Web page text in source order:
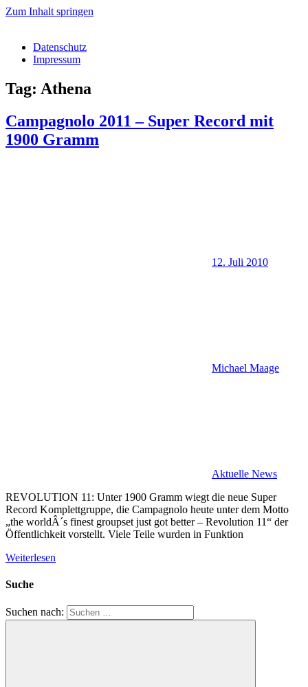
Zum Inhalt springen
Datenschutz
Impressum
Tag: Athena
Campagnolo 2011 – Super Record mit
1900 Gramm
12. Juli 2010
Michael Maage
Aktuelle News
REVOLUTION 11: Unter 1900 Gramm wiegt die neue Super
Record Komplettgruppe, die Campagnolo heute unter dem Motto
„the worldÂ´s finest groupset just got better – Revolution 11“ der
Öffentlichkeit vorstellt. Viele Teile wurden in Funktion
Weiterlesen
Suche
Suchen nach: